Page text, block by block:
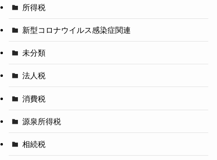
所得税
新型コロナウイルス感染症関連
未分類
法人税
消費税
源泉所得税
相続税